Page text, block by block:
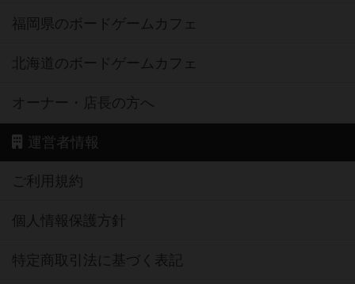
福岡県のボードゲームカフェ
北海道のボードゲームカフェ
オーナー・店長の方へ
運営者情報
ご利用規約
個人情報保護方針
特定商取引法に基づく表記